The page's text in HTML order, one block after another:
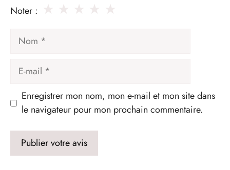
Noter :
Nom
Enregistrer mon nom, mon e-mail et mon site dans
le navigateur pour mon prochain commentaire.